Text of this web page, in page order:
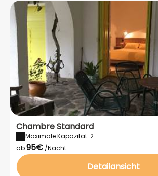
Chambre Standard
Maximale Kapazität: 2
ab95€ /Nacht
Detailansicht